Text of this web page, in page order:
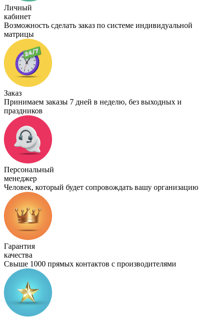
Личный
кабинет
Возможность сделать заказ по системе индивидуальной
матрицы
Заказ
Принимаем заказы 7 дней в неделю, без выходных и
праздников
Персональный
менеджер
Человек, который будет сопровождать вашу организацию
Гарантия
качества
Свыше 1000 прямых контактов с производителями